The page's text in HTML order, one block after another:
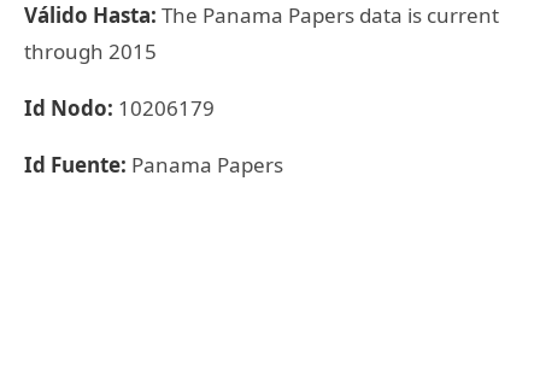
Válido Hasta: The Panama Papers data is current
through 2015
Id Nodo: 10206179
Id Fuente: Panama Papers